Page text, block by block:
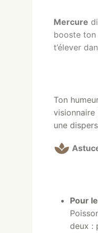
Mercure
booste ton
t’élever
Ton
visionnaire
une
Pour
deux :